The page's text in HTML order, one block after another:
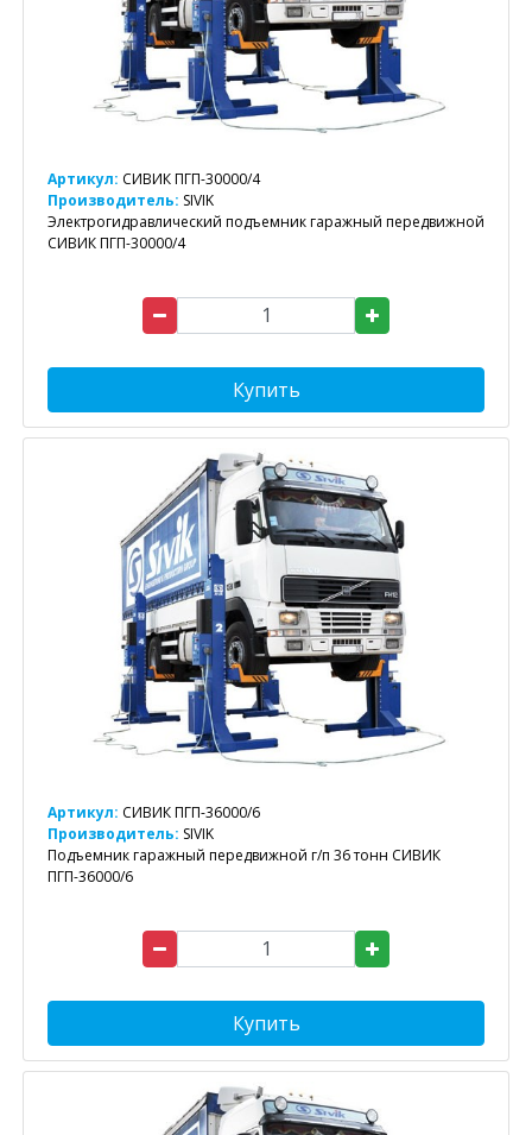
Артикул: СИВИК ПГП-30000/4
Производитель: SIVIK
Электрогидравлический подъемник гаражный передвижной
СИВИК ПГП-30000/4
Купить
Артикул: СИВИК ПГП-36000/6
Производитель: SIVIK
Подъемник гаражный передвижной г/п 36 тонн СИВИК
ПГП-36000/6
Купить